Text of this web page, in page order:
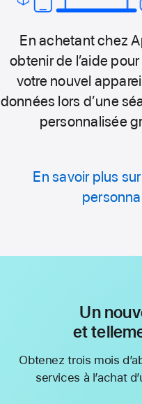
En achetant chez
obtenir de l’aide
votre nouvel
données lors d’une
personnalisée
En savoir plus
Un
et
Obtenez trois mois
services à l’achat